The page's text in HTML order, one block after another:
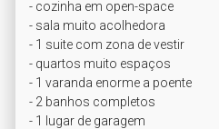
- cozinha em open-space
- sala muito acolhedora
- 1 suite com zona de vestir
- quartos muito espaços
- 1 varanda enorme a poente
- 2 banhos completos
- 1 lugar de garagem